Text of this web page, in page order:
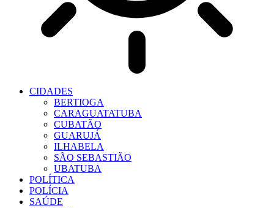
CIDADES
BERTIOGA
CARAGUATATUBA
CUBATÃO
GUARUJÁ
ILHABELA
SÃO SEBASTIÃO
UBATUBA
POLÍTICA
POLÍCIA
SAÚDE